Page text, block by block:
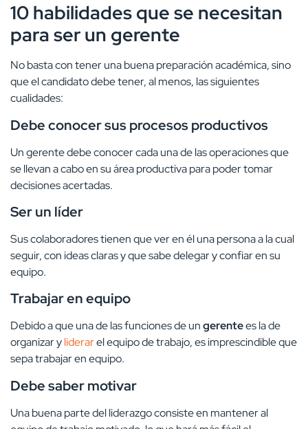
10 habilidades que se necesitan
para ser un gerente
No basta con tener una buena preparación académica, sino
que el candidato debe tener, al menos, las siguientes
cualidades:
Debe conocer sus procesos productivos
Un gerente debe conocer cada una de las operaciones que
se llevan a cabo en su área productiva para poder tomar
decisiones acertadas.
Ser un líder
Sus colaboradores tienen que ver en él una persona a la cual
seguir, con ideas claras y que sabe delegar y confiar en su
equipo.
Trabajar en equipo
Debido a que una de las funciones de ungerentees la de
organizar yliderarel equipo de trabajo, es imprescindible que
sepa trabajar en equipo.
Debe saber motivar
Una buena parte del liderazgo consiste en mantener al